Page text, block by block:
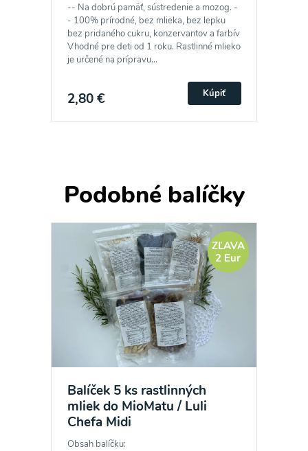
-- Na dobrú pamäť, sústredenie a mozog. -
- 100% prírodné, bez mlieka, bez lepku
bez pridaného cukru, konzervantov a farbív
Vhodné pre deti od 1 roku. Rastlinné mlieko
je určené na prípravu...
2,80 € Kúpiť
Podobné balíčky
ZĽAVA
2 Eur
Balíček 5 ks rastlinných
mliek do MioMatu / Luli
Chefa Midi
Obsah balíčku: